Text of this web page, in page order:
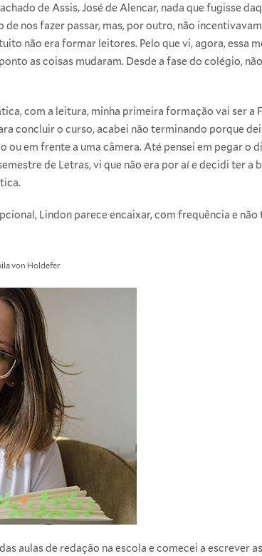
de Assis, José de Alencar, nada que fugisse
nos fazer passar, mas, por outro, não
não era formar leitores. Pelo que vi, agora, essa
as coisas mudaram. Desde a fase do colégio,
com a leitura, minha primeira formação vai ser a
concluir o curso, acabei não terminando porque
ou em frente a uma câmera. Até pensei em pegar o
de Letras, vi que não era por aí e decidi ter a
Lindon parece encaixar, com frequência e
von Holdefer
aulas de redação na escola e comecei a escrever